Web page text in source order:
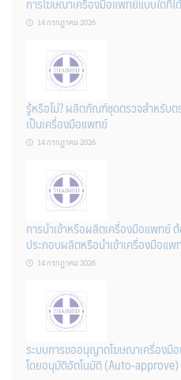
14 กรกฎาคม 2026
รู้หรือไม่? ผลิตภัณฑ์ชุดตรวจสําหรับ
เป็นเครื่องมือแพทย์
14 กรกฎาคม 2026
การนำเข้าหรือผลิตเครื่องมือแพทย์
ประกอบผลิตหรือนำเข้าเครื่องมือแ
14 กรกฎาคม 2026
ระบบการขออนุญาตโฆษณาเครื่อง
โดยอนุมัติอัตโนมัติ (Auto-approve)